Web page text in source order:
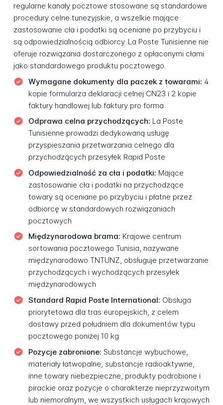
regularne kanały pocztowe stosowane są standardowe
procedury celne tunezyjskie, a wszelkie mające
zastosowanie cła i podatki są oceniane po przybyciu i
są odpowiedzialnością odbiorcy. La Poste Tunisienne nie
oferuje rozwiązania dostarczonego z opłaconymi cłami
jako standardowego produktu pocztowego.
Wymagane dokumenty dla paczek z towarami: 4
kopie formularza deklaracji celnej CN23 i 2 kopie
faktury handlowej lub faktury pro forma
Odprawa celna przychodzących: La Poste
Tunisienne prowadzi dedykowaną usługę
przyspieszania przetwarzania celnego dla
przychodzących przesyłek Rapid Poste
Odpowiedzialność za cła i podatki: Mające
zastosowanie cła i podatki na przychodzące
towary są oceniane po przybyciu i płatne przez
odbiorcę w standardowych rozwiązaniach
pocztowych
Międzynarodowa brama: Krajowe centrum
sortowania pocztowego Tunisia, nazywane
międzynarodowo TNTUNZ, obsługuje przetwarzanie
przychodzących i wychodzących przesyłek
międzynarodowych
Standard Rapid Poste International: Obsługa
priorytetowa dla tras europejskich, z celem
dostawy przed południem dla dokumentów typu
pocztowego poniżej 10 kg
Pozycje zabronione: Substancje wybuchowe,
materiały łatwopalne, substancje radioaktywne,
inne towary niebezpieczne, produkty podrobione i
pirackie oraz pozycje o charakterze nieprzyzwoitym
lub niemoralnym, we wszystkich usługach krajowych